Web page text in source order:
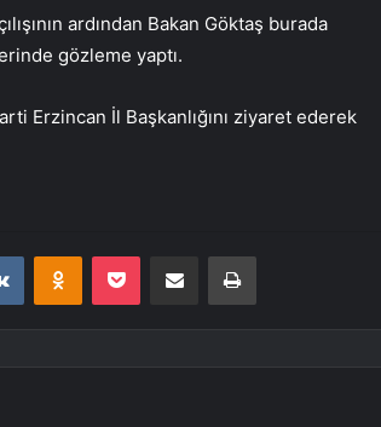
ardından Bakan Göktaş burada
gözleme yaptı.
Erzincan İl Başkanlığını ziyaret ederek
VKontakteOdnoklassniki
Pocket E-Posta ile paylaş Yazdır